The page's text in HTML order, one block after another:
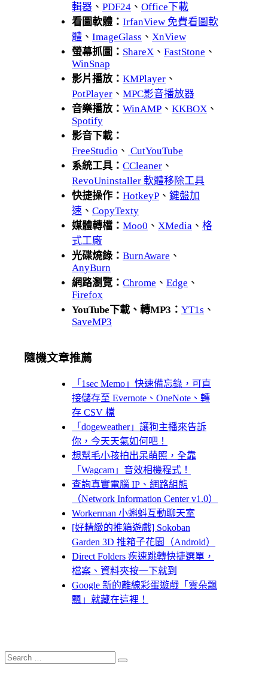
輯器 、 PDF24 、 Office下載
看圖軟體： IrfanView 免費看圖軟
體 、 ImageGlass 、 XnView
螢幕抓圖： ShareX 、 FastStone 、
WinSnap
影片播放： KMPlayer 、
PotPlayer 、 MPC影音播放器
音樂播放： WinAMP 、 KKBOX 、
Spotify
影音下載：
FreeStudio 、 CutYouTube
系統工具： CCleaner 、
RevoUninstaller 軟體移除工具
快捷操作： HotkeyP 、 鍵盤加
速 、 CopyTexty
媒體轉檔： Moo0 、 XMedia 、 格
式工廠
光碟燒錄： BurnAware 、
AnyBurn
網路瀏覽： Chrome 、 Edge 、
Firefox
YouTube下載、轉MP3： YT1s 、
SaveMP3
隨機文章推薦
「1sec Memo」快速備忘錄，可直
接儲存至 Evernote、OneNote、轉
存 CSV 檔
「dogeweather」讓狗主播來告訴
你，今天天氣如何吧！
想幫毛小孩拍出呆萌照，全靠
「Wagcam」音效相機程式！
查詢真實電腦 IP、網路組態
（Network Information Center v1.0）
Workerman 小蝌蚪互動聊天室
[好精緻的推箱遊戲] Sokoban
Garden 3D 推箱子花園（Android）
Direct Folders 疾速跳轉快捷選單，
檔案、資料夾按一下就到
Google 新的離線彩蛋遊戲「雲朵飄
飄」就藏在這裡！
Search
for:
Search